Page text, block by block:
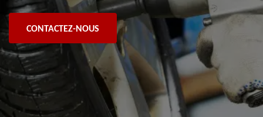
CONTACTEZ-NOUS